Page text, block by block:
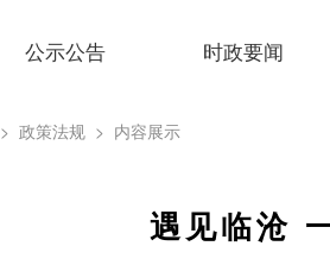
公示公告 时政要闻
> 政策法规 > 内容展示
遇见临沧